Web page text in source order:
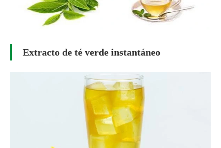
Extracto de té verde instantáneo